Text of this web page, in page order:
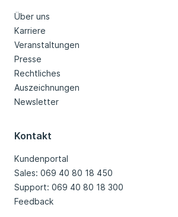
Über uns
Karriere
Veranstaltungen
Presse
Rechtliches
Auszeichnungen
Newsletter
Kontakt
Kundenportal
Sales: 069 40 80 18 450
Support: 069 40 80 18 300
Feedback